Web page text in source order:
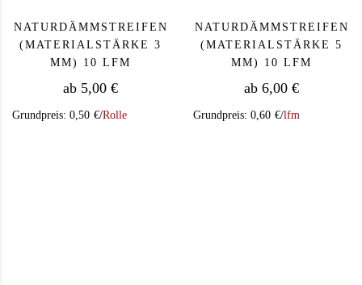
NATURDÄMMSTREIFEN
(MATERIALSTÄRKE 3
MM) 10 LFM
ab 5,00 €
Grundpreis: 0,50 €/Rolle
NATURDÄMMSTREIFEN
(MATERIALSTÄRKE 5
MM) 10 LFM
ab 6,00 €
Grundpreis: 0,60 €/lfm